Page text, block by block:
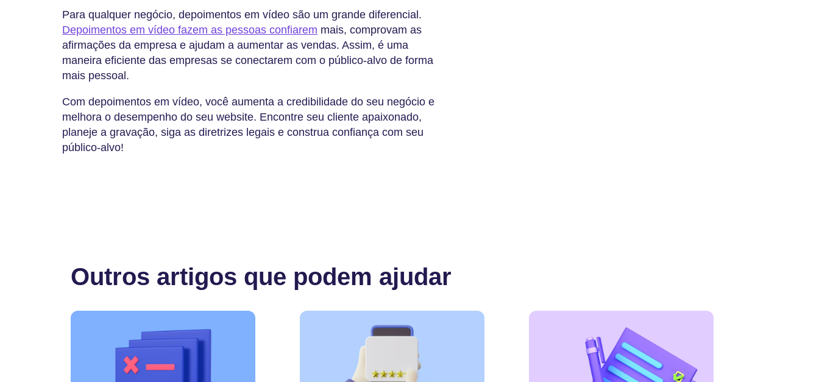
Para qualquer negócio, depoimentos em vídeo são um grande diferencial.
Depoimentos em vídeo fazem as pessoas confiarem mais, comprovam as
afirmações da empresa e ajudam a aumentar as vendas. Assim, é uma
maneira eficiente das empresas se conectarem com o público-alvo de forma
mais pessoal.
Com depoimentos em vídeo, você aumenta a credibilidade do seu negócio e
melhora o desempenho do seu website. Encontre seu cliente apaixonado,
planeje a gravação, siga as diretrizes legais e construa confiança com seu
público-alvo!
Outros artigos que podem ajudar